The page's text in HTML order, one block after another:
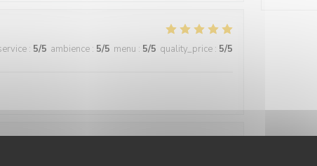
: 5/5 ambience : 5/5 menu : 5/5 quality_price : 5/5